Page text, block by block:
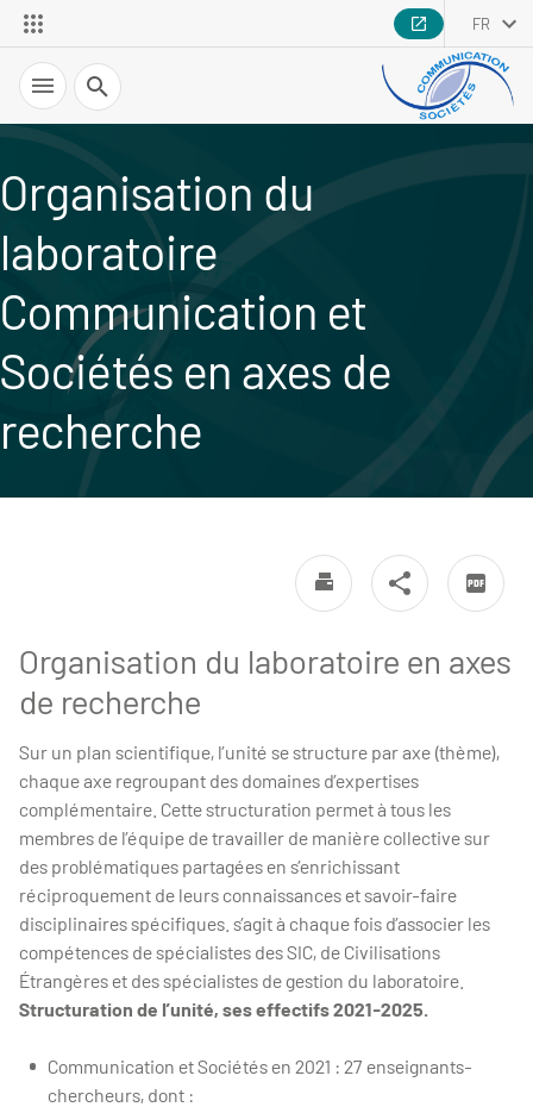
FR
Recherche
Organisation du
laboratoire
Communication et
Sociétés en axes de
recherche
Organisation du laboratoire en axes
de recherche
Sur un plan scientifique, l’unité se structure par axe (thème),
chaque axe regroupant des domaines d’expertises
complémentaire. Cette structuration permet à tous les
membres de l’équipe de travailler de manière collective sur
des problématiques partagées en s’enrichissant
réciproquement de leurs connaissances et savoir-faire
disciplinaires spécifiques. s’agit à chaque fois d’associer les
compétences de spécialistes des SIC, de Civilisations
Étrangères et des spécialistes de gestion du laboratoire.
Structuration de l’unité, ses effectifs 2021-2025.
Communication et Sociétés en 2021 : 27 enseignants-
chercheurs, dont :